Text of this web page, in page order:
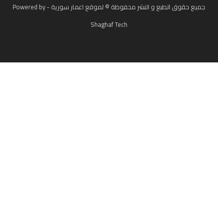
جميع حقوق الطبع و النشر محفوظة © لموقع اعمار سورية - Powered by
Shaghaf Tech